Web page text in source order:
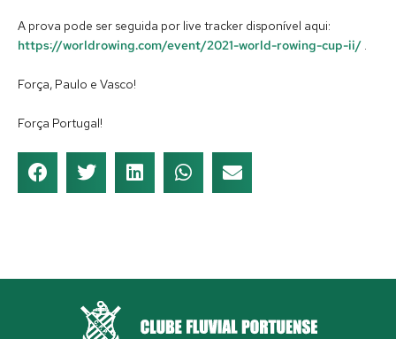
A prova pode ser seguida por live tracker disponível aqui:
https://worldrowing.com/event/2021-world-rowing-cup-ii/ .
Força, Paulo e Vasco!
Força Portugal!